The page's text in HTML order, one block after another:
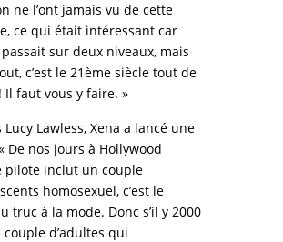
ne l’ont jamais vu de cette
ce qui était intéressant car
sur deux niveaux, mais
c’est le 21ème siècle tout de
Il faut vous y faire. »
Lucy Lawless, Xena a lancé une
De nos jours à Hollywood
pilote inclut un couple
homosexuel, c’est le
truc à la mode. Donc s’il y 2000
couple d’adultes qui